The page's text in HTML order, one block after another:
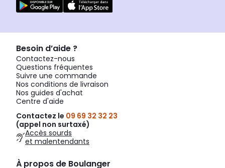
Besoin d’aide ?
Contactez-nous
Questions fréquentes
Suivre une commande
Nos conditions de livraison
Nos guides d'achat
Centre d'aide
Contactez le 09 69 32 32 23
(appel non surtaxé)
Accès sourds
et malentendants
À propos de Boulanger